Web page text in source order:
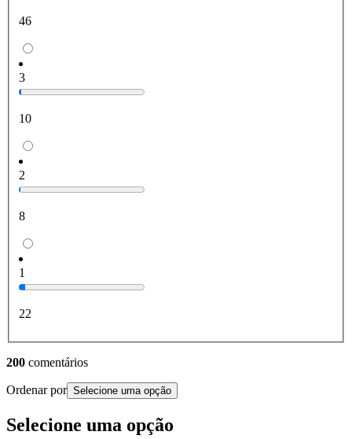
46
3
10
2
8
1
22
200 comentários
Ordenar por Selecione uma opção
Selecione uma opção